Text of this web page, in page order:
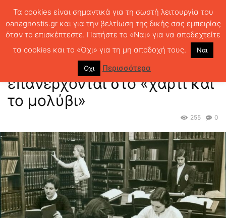
Τα σουηδικά σχολεία επανέρχονται στο
«χαρτί και το μολύβι»
Τα σουηδικά σχολεία
επανέρχονται στο «χαρτί και
το μολύβι»
0
255
Τα cookies είναι σημαντικά για τη σωστή λειτουργία του
oanagnostis.gr και για την βελτίωση της δικής σας εμπειρίας
όταν το επισκέπτεστε. Πατήστε το «Ναι» για να αποδεχτείτε
τα cookies και το «Όχι» για τη μη αποδοχή τους.
Ναι
Όχι Περισσότερα